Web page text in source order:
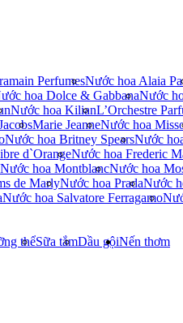
PerfumesNước hoa Alaia
hoa Dolce & GabbanaNước
Nước hoa KilianL’Orchestre
Marie JeanneNước hoa
Nước hoa Britney SpearsNước
d`OrangeNước hoa Frederic
Nước hoa MontblancNước hoa
de MarlyNước hoa PradaNước
Nước hoa Salvatore Ferragamo
thểSữa tắmDầu gộiNến thơm